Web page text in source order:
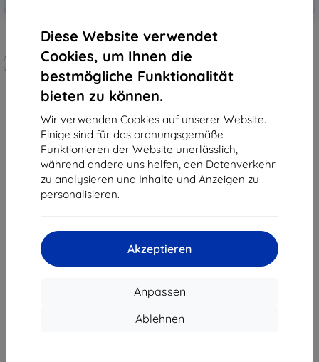
Diese Website verwendet
Cookies, um Ihnen die
bestmögliche Funktionalität
bieten zu können.
Wir verwenden Cookies auf unserer Website.
Einige sind für das ordnungsgemäße
Funktionieren der Website unerlässlich,
während andere uns helfen, den Datenverkehr
zu analysieren und Inhalte und Anzeigen zu
personalisieren.
Akzeptieren
Anpassen
Ablehnen
3mk Hammer Schutzfolie
Maßgeschneidert
hergestellt
19,90 €
17,91 €
Auf Lager 4 Stk.
3MK Silver Protect + Vivo X70
Pro + antimikrobielle Nassfolien
7,12 €
vom ganzen6.
«